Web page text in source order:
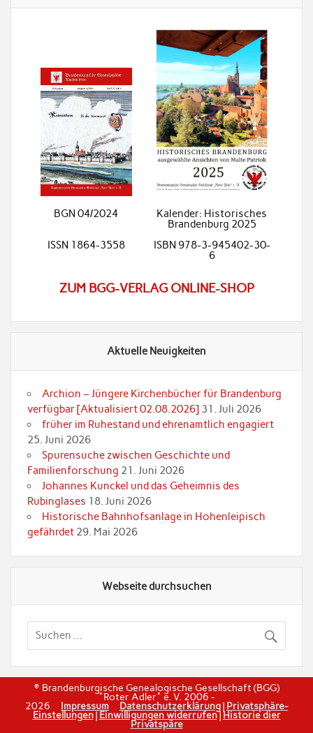
BGN 04/2024
Kalender: Historisches
Brandenburg 2025
ISSN 1864-3558
ISBN 978-3-945402-30-
6
ZUM BGG-VERLAG ONLINE-SHOP
Aktuelle Neuigkeiten
Archion – Jüngere Kirchenbücher für Brandenburg
verfügbar [Aktualisiert 02.08.2026] 31. Juli 2026
früher im Ruhestand und ehrenamtlich engagiert
25. Juni 2026
Spurensuche zwischen Geschichte und
Familienforschung 21. Juni 2026
Johannes Kunckel und das Geheimnis des
Rubinglases 18. Juni 2026
Historische Bahnhofsanlage in Hohenleipisch
gefährdet 29. Mai 2026
Webseite durchsuchen
© Brandenburgische Genealogische Gesellschaft (BGG)
"Roter Adler" e. V. 2006 -
2026 Impressum Datenschutzerklärung| Privatsphäre-
Einstellungen| Einwilligungen widerrufen|Historie dier
Privatspäre